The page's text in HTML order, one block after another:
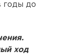
годы до
ход